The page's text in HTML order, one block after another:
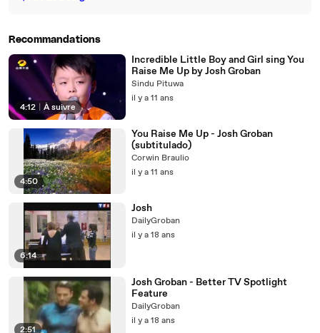
Recommandations
4:12 À suivre
Incredible Little Boy and Girl sing You
Raise Me Up by Josh Groban
Sindu Pituwa
il y a 11 ans
4:50
You Raise Me Up - Josh Groban
(subtitulado)
Corwin Braulio
il y a 11 ans
6:14
Josh
DailyGroban
il y a 18 ans
2:51
Josh Groban - Better TV Spotlight
Feature
DailyGroban
il y a 18 ans